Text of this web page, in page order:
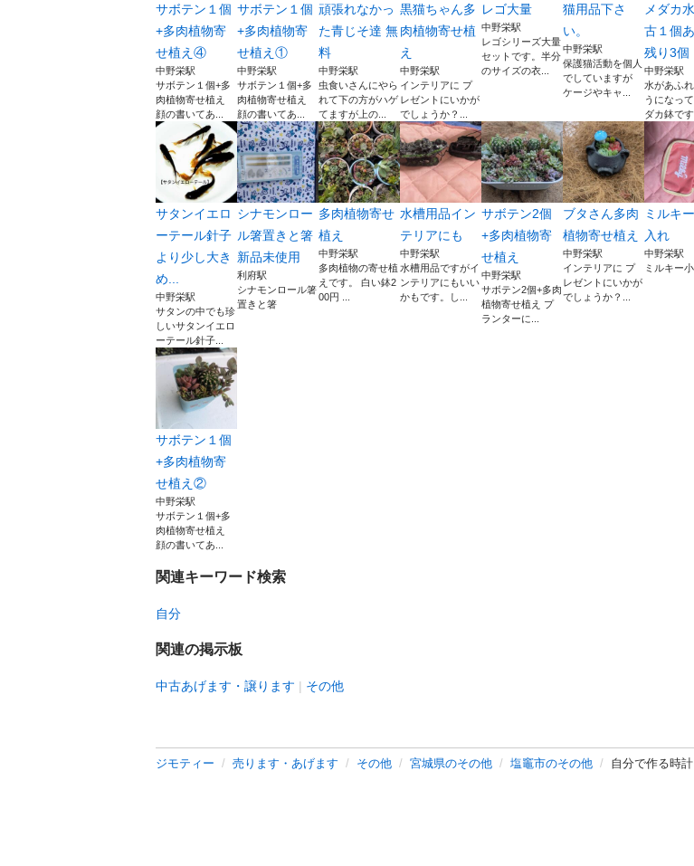
サボテン１個
+多肉植物寄
せ植え④
中野栄駅
サボテン１個+多
肉植物寄せ植え
顔の書いてあ...
サボテン１個
+多肉植物寄
せ植え①
中野栄駅
サボテン１個+多
肉植物寄せ植え
顔の書いてあ...
頑張れなかっ
た青じそ達 無
料
中野栄駅
虫食いさんにやら
れて下の方がハゲ
てますが上の...
黒猫ちゃん多
肉植物寄せ植
え
中野栄駅
インテリアに プ
レゼントにいかが
でしょうか？...
レゴ大量
中野栄駅
レゴシリーズ大量
セットです。半分
のサイズの衣...
猫用品下さ
い。
中野栄駅
保護猫活動を個人
でしていますが
ケージやキャ...
メダカ
古１個
残り3個
中野栄駅
水があふ
うになっ
ダカ鉢です
サタンイエロ
ーテール針子
より少し大き
め...
中野栄駅
サタンの中でも珍
しいサタンイエロ
ーテール針子...
シナモンロー
ル箸置きと箸
新品未使用
利府駅
シナモンロール箸
置きと箸
多肉植物寄せ
植え
中野栄駅
多肉植物の寄せ植
えです。 白い鉢2
00円 ...
水槽用品イン
テリアにも
中野栄駅
水槽用品ですがイ
ンテリアにもいい
かもです。し...
サボテン2個
+多肉植物寄
せ植え
中野栄駅
サボテン2個+多肉
植物寄せ植え プ
ランターに...
ブタさん多肉
植物寄せ植え
中野栄駅
インテリアに プ
レゼントにいかが
でしょうか？...
ミルキ
入れ
中野栄駅
ミルキー
サボテン１個
+多肉植物寄
せ植え②
中野栄駅
サボテン１個+多
肉植物寄せ植え
顔の書いてあ...
関連キーワード検索
自分
関連の掲示板
中古あげます・譲ります その他
ジモティー 売ります・あげます その他 宮城県のその他 塩竈市のその他 自分で作る時計